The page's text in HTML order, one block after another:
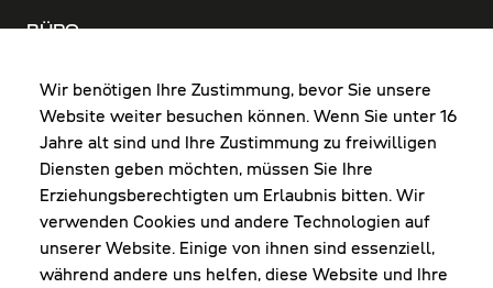
Wir benötigen Ihre Zustimmung, bevor Sie unsere
Website weiter besuchen können. Wenn Sie unter 16
Jahre alt sind und Ihre Zustimmung zu freiwilligen
Diensten geben möchten, müssen Sie Ihre
Erziehungsberechtigten um Erlaubnis bitten. Wir
verwenden Cookies und andere Technologien auf
unserer Website. Einige von ihnen sind essenziell,
während andere uns helfen, diese Website und Ihre
BÜRO
FR: 8:00-12:00 & 13:00-16:00 Uhr
Shop Diepoldsau
MO-Do: 8:00-12:00 & 13:00-17:30 Uhr
Fr: 8:00-16:00 Uhr
1. Samstag im Monat: 9:00-16:00 Uhr